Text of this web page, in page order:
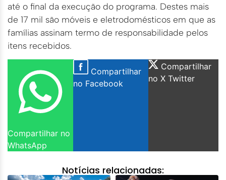
até o final da execução do programa. Destes mais
de 17 mil são móveis e eletrodomésticos em que as
famílias assinam termo de responsabilidade pelos
itens recebidos.
Compartilhar no
WhatsApp
Compartilhar
no Facebook
Compartilhar
no X Twitter
Notícias relacionadas: